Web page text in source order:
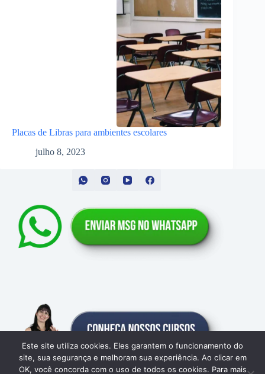
Placas de Libras para ambientes escolares
julho 8, 2023
Este site utiliza cookies. Eles garantem o funcionamento do
site, sua segurança e melhoram sua experiência. Ao clicar em
OK, você concorda com o uso de todos os cookies. Para mais